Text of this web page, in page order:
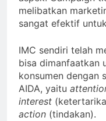
melibatkan
sangat efektif
IMC sendiri telah
bisa dimanfaatkan
konsumen dengan
AIDA, yaitu
interest
action (tindakan).